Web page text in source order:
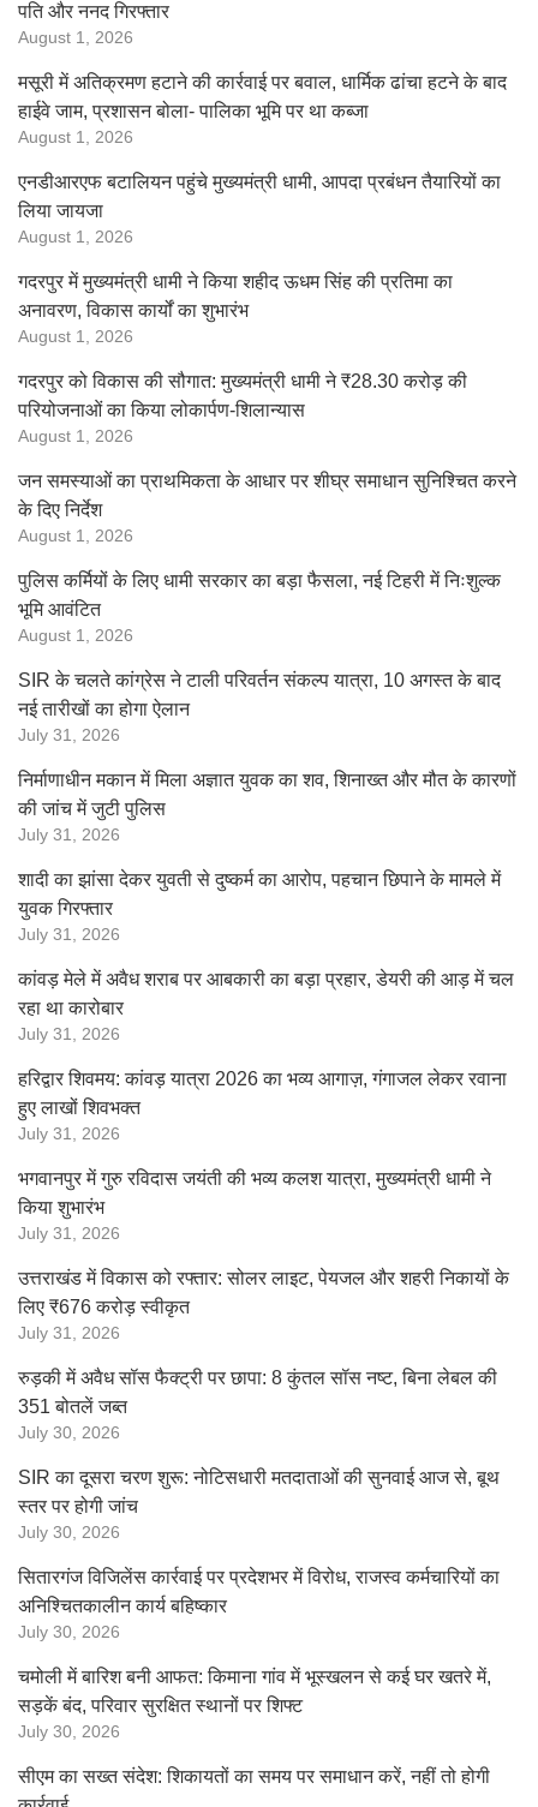
पति और ननद गिरफ्तार
August 1, 2026
मसूरी में अतिक्रमण हटाने की कार्रवाई पर बवाल, धार्मिक ढांचा हटने के बाद
हाईवे जाम, प्रशासन बोला- पालिका भूमि पर था कब्जा
August 1, 2026
एनडीआरएफ बटालियन पहुंचे मुख्यमंत्री धामी, आपदा प्रबंधन तैयारियों का
लिया जायजा
August 1, 2026
गदरपुर में मुख्यमंत्री धामी ने किया शहीद ऊधम सिंह की प्रतिमा का
अनावरण, विकास कार्यों का शुभारंभ
August 1, 2026
गदरपुर को विकास की सौगात: मुख्यमंत्री धामी ने ₹28.30 करोड़ की
परियोजनाओं का किया लोकार्पण-शिलान्यास
August 1, 2026
जन समस्याओं का प्राथमिकता के आधार पर शीघ्र समाधान सुनिश्चित करने
के दिए निर्देश
August 1, 2026
पुलिस कर्मियों के लिए धामी सरकार का बड़ा फैसला, नई टिहरी में निःशुल्क
भूमि आवंटित
August 1, 2026
SIR के चलते कांग्रेस ने टाली परिवर्तन संकल्प यात्रा, 10 अगस्त के बाद
नई तारीखों का होगा ऐलान
July 31, 2026
निर्माणाधीन मकान में मिला अज्ञात युवक का शव, शिनाख्त और मौत के कारणों
की जांच में जुटी पुलिस
July 31, 2026
शादी का झांसा देकर युवती से दुष्कर्म का आरोप, पहचान छिपाने के मामले में
युवक गिरफ्तार
July 31, 2026
कांवड़ मेले में अवैध शराब पर आबकारी का बड़ा प्रहार, डेयरी की आड़ में चल
रहा था कारोबार
July 31, 2026
हरिद्वार शिवमय: कांवड़ यात्रा 2026 का भव्य आगाज़, गंगाजल लेकर रवाना
हुए लाखों शिवभक्त
July 31, 2026
भगवानपुर में गुरु रविदास जयंती की भव्य कलश यात्रा, मुख्यमंत्री धामी ने
किया शुभारंभ
July 31, 2026
उत्तराखंड में विकास को रफ्तार: सोलर लाइट, पेयजल और शहरी निकायों के
लिए ₹676 करोड़ स्वीकृत
July 31, 2026
रुड़की में अवैध सॉस फैक्ट्री पर छापा: 8 कुंतल सॉस नष्ट, बिना लेबल की
351 बोतलें जब्त
July 30, 2026
SIR का दूसरा चरण शुरू: नोटिसधारी मतदाताओं की सुनवाई आज से, बूथ
स्तर पर होगी जांच
July 30, 2026
सितारगंज विजिलेंस कार्रवाई पर प्रदेशभर में विरोध, राजस्व कर्मचारियों का
अनिश्चितकालीन कार्य बहिष्कार
July 30, 2026
चमोली में बारिश बनी आफत: किमाना गांव में भूस्खलन से कई घर खतरे में,
सड़कें बंद, परिवार सुरक्षित स्थानों पर शिफ्ट
July 30, 2026
सीएम का सख्त संदेश: शिकायतों का समय पर समाधान करें, नहीं तो होगी